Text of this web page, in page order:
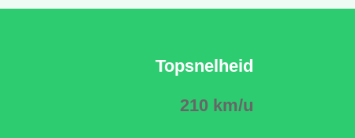
Topsnelheid
210 km/u